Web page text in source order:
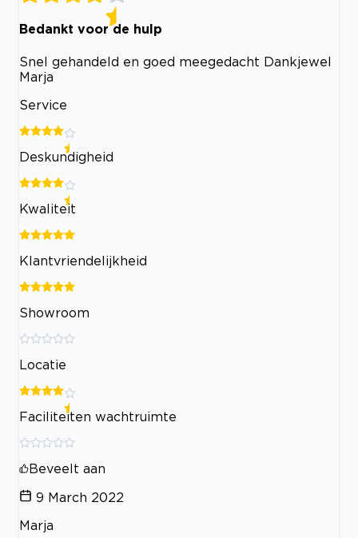
Bedankt voor de hulp
Snel gehandeld en goed meegedacht Dankjewel
Marja
Service
Deskundigheid
Kwaliteit
Klantvriendelijkheid
Showroom
Locatie
Faciliteiten wachtruimte
Beveelt aan
9 March 2022
Marja